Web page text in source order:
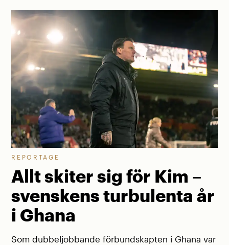
REPORTAGE
Allt skiter sig för Kim –
svenskens turbulenta år
i Ghana
Som dubbeljobbande förbundskapten i Ghana var